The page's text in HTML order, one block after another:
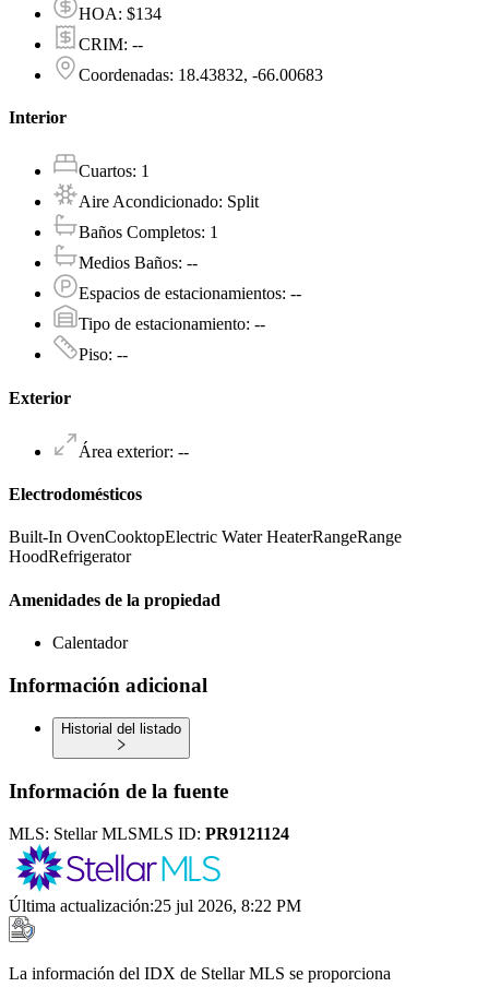
HOA: $134
CRIM: --
Coordenadas: 18.43832, -66.00683
Interior
Cuartos: 1
Aire Acondicionado: Split
Baños Completos: 1
Medios Baños: --
Espacios de estacionamientos: --
Tipo de estacionamiento: --
Piso: --
Exterior
Área exterior: --
Electrodomésticos
Built-In OvenCooktopElectric Water HeaterRangeRange
HoodRefrigerator
Amenidades de la propiedad
Calentador
Información adicional
Historial del listado
Información de la fuente
MLS: Stellar MLSMLS ID: PR9121124
Última actualización:25 jul 2026, 8:22 PM
La información del IDX de Stellar MLS se proporciona